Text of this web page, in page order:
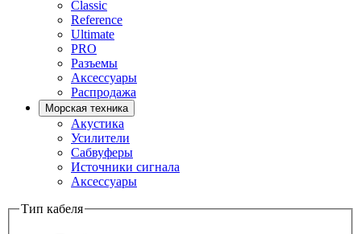
Classic
Reference
Ultimate
PRO
Разъемы
Аксессуары
Распродажа
Морская техника
Акустика
Усилители
Сабвуферы
Источники сигнала
Аксессуары
Тип кабеля